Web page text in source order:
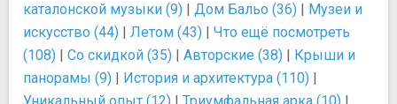
каталонской музыки (9) | Дом Бальо (36) | Музеи и
искусство (44) | Летом (43) | Что ещё посмотреть
(108) | Со скидкой (35) | Авторские (38) | Крыши и
панорамы (9) | История и архитектура (110) |